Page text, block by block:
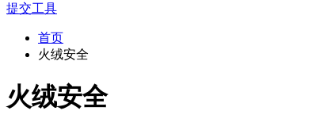
提交工具
首页
火绒安全
火绒安全